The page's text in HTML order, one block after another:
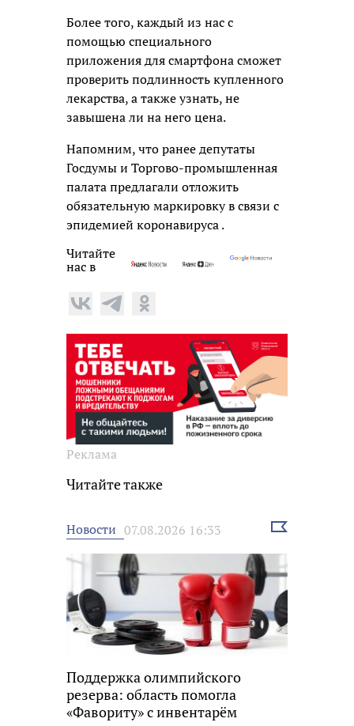
Более того, каждый из нас с
помощью специального
приложения для смартфона сможет
проверить подлинность купленного
лекарства, а также узнать, не
завышена ли на него цена.
Напомним, что ранее депутаты
Госдумы и Торгово-промышленная
палата предлагали отложить
обязательную маркировку в связи с
эпидемией коронавируса .
Читайте
нас в
Реклама
Читайте также
Новости 07.08.2026 16:33
Выбрать
Поддержка олимпийского
резерва: область помогла
«Фавориту» с инвентарём